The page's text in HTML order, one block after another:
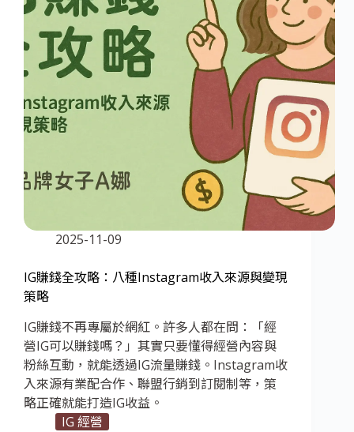
2025-11-09
IG賺錢全攻略：八種Instagram收入來源與變現
策略
IG賺錢不再專屬於網紅。許多人都在問：「經
營IG可以賺錢嗎？」其實只要懂得經營內容與
粉絲互動，就能透過IG流量賺錢。Instagram收
入來源有業配合作、聯盟行銷到訂閱制等，策
略正確就能打造IG收益。
IG 經營